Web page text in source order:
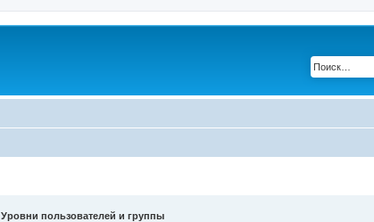
Уровни пользователей и группы